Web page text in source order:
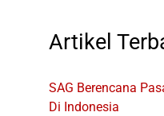
Artikel
SAG Berencana
Di Indonesia